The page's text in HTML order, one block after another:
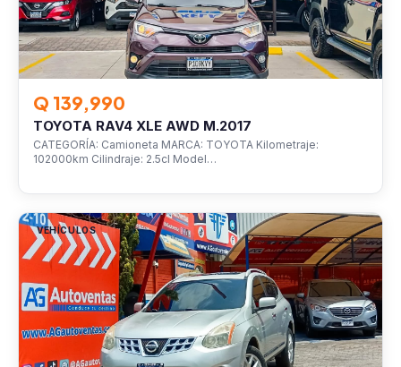
Q 139,990
TOYOTA RAV4 XLE AWD M.2017
CATEGORÍA: Camioneta MARCA: TOYOTA Kilometraje:
102000km Cilindraje: 2.5cl Model…
VEHÍCULOS